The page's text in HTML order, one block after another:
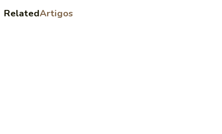
RelatedArtigos